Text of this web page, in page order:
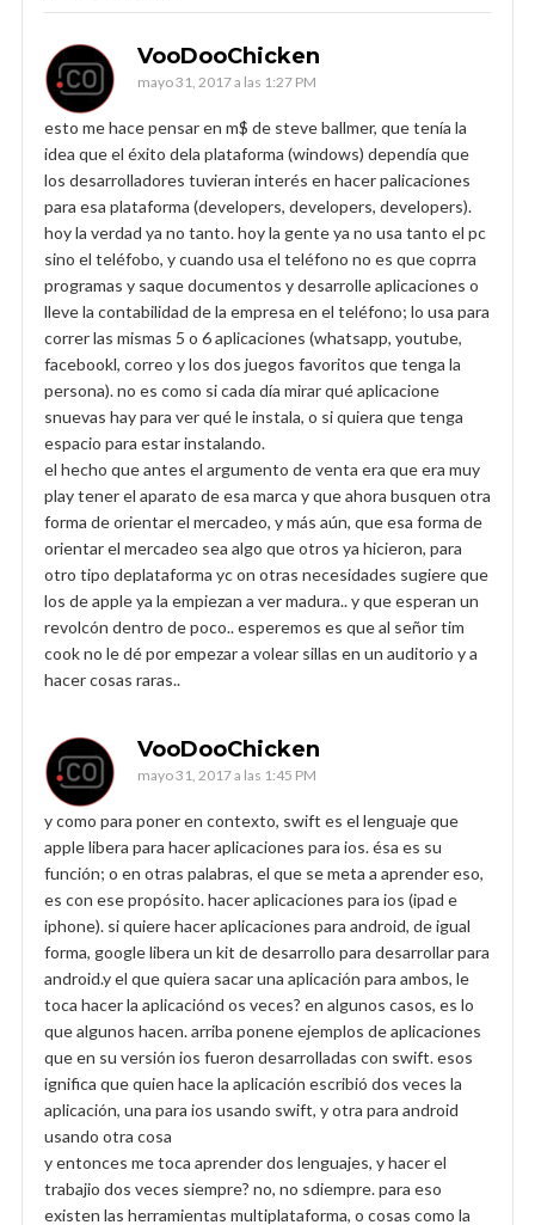
VooDooChicken
mayo 31, 2017 a las 1:27 PM
esto me hace pensar en m$ de steve ballmer, que tenía la
idea que el éxito dela plataforma (windows) dependía que
los desarrolladores tuvieran interés en hacer palicaciones
para esa plataforma (developers, developers, developers).
hoy la verdad ya no tanto. hoy la gente ya no usa tanto el pc
sino el teléfobo, y cuando usa el teléfono no es que coprra
programas y saque documentos y desarrolle aplicaciones o
lleve la contabilidad de la empresa en el teléfono; lo usa para
correr las mismas 5 o 6 aplicaciones (whatsapp, youtube,
facebookl, correo y los dos juegos favoritos que tenga la
persona). no es como si cada día mirar qué aplicacione
snuevas hay para ver qué le instala, o si quiera que tenga
espacio para estar instalando.
el hecho que antes el argumento de venta era que era muy
play tener el aparato de esa marca y que ahora busquen otra
forma de orientar el mercadeo, y más aún, que esa forma de
orientar el mercadeo sea algo que otros ya hicieron, para
otro tipo deplataforma yc on otras necesidades sugiere que
los de apple ya la empiezan a ver madura.. y que esperan un
revolcón dentro de poco.. esperemos es que al señor tim
cook no le dé por empezar a volear sillas en un auditorio y a
hacer cosas raras..
VooDooChicken
mayo 31, 2017 a las 1:45 PM
y como para poner en contexto, swift es el lenguaje que
apple libera para hacer aplicaciones para ios. ésa es su
función; o en otras palabras, el que se meta a aprender eso,
es con ese propósito. hacer aplicaciones para ios (ipad e
iphone). si quiere hacer aplicaciones para android, de igual
forma, google libera un kit de desarrollo para desarrollar para
android.y el que quiera sacar una aplicación para ambos, le
toca hacer la aplicaciónd os veces? en algunos casos, es lo
que algunos hacen. arriba ponene ejemplos de aplicaciones
que en su versión ios fueron desarrolladas con swift. esos
ignifica que quien hace la aplicación escribió dos veces la
aplicación, una para ios usando swift, y otra para android
usando otra cosa
y entonces me toca aprender dos lenguajes, y hacer el
trabajio dos veces siempre? no, no sdiempre. para eso
existen las herramientas multiplataforma, o cosas como la